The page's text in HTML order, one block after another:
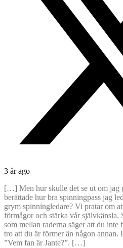
3 år ago
[…] Men hur skulle det se ut om jag
berättade hur bra spinningpass jag
grym spinningledare? Vi pratar om
förmågor och stärka vår
som mellan raderna säger att du
tro att du är förmer än någon
”Vem fan är Jante?”. […]